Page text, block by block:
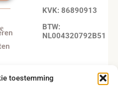
toestemming
KVK: 86890913
BTW:
NL004320792B51